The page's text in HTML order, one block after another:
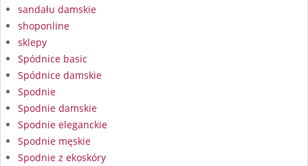
sandału damskie
shoponline
sklepy
Spódnice basic
Spódnice damskie
Spodnie
Spodnie damskie
Spodnie eleganckie
Spodnie męskie
Spodnie z ekoskóry